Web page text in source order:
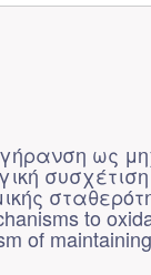
ως
to
of